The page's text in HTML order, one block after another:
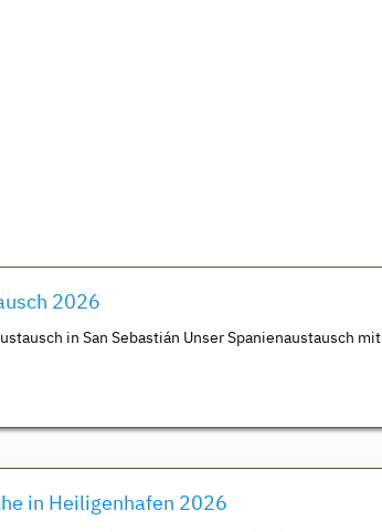
2026
in San Sebastián Unser Spanienaustausch mit
in Heiligenhafen 2026